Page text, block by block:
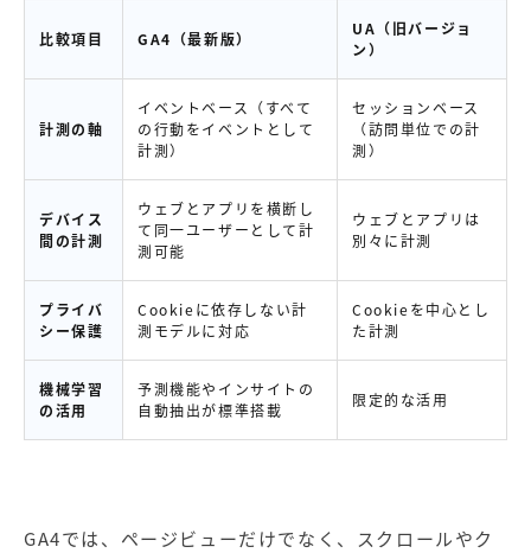
比較項目 GA4（最新版）
UA（旧バージョ
ン）
計測の軸
イベントベース（すべて
の行動をイベントとして
計測）
セッションベース
（訪問単位での計
測）
デバイス
間の計測
ウェブとアプリを横断し
て同一ユーザーとして計
測可能
ウェブとアプリは
別々に計測
プライバ
シー保護
Cookieに依存しない計
測モデルに対応
Cookieを中心とし
た計測
機械学習
の活用
予測機能やインサイトの
自動抽出が標準搭載
限定的な活用
GA4では、ページビューだけでなく、スクロールやク